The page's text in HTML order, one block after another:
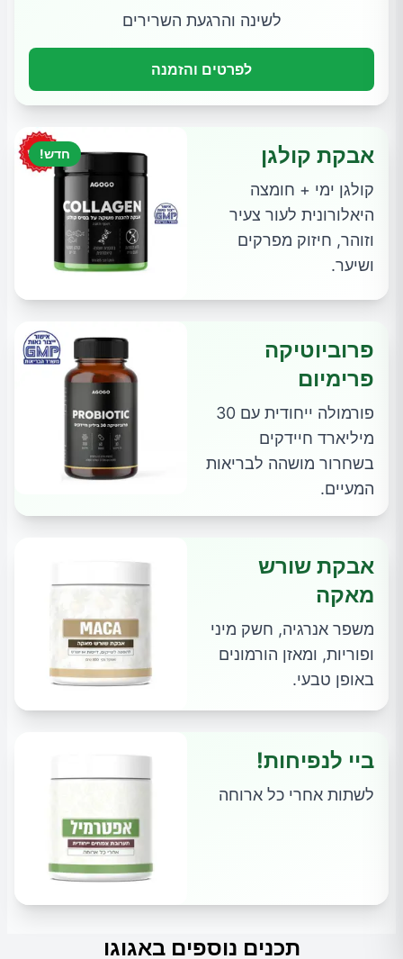
לשינה והרגעת השרירים
לפרטים והזמנה
חדש! אבקת קולגן
קולגן ימי + חומצה
היאלורונית לעור צעיר
וזוהר, חיזוק מפרקים
ושיער.
פרוביוטיקה
פרימיום
פורמולה ייחודית עם 30
מיליארד חיידקים
בשחרור מושהה לבריאות
המעיים.
אבקת שורש
מאקה
משפר אנרגיה, חשק מיני
ופוריות, ומאזן הורמונים
באופן טבעי.
ביי לנפיחות!
לשתות אחרי כל ארוחה
תכנים נוספים באגוגו